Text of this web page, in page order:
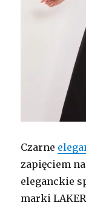
Czarne
zapięciem
eleganckie
marki